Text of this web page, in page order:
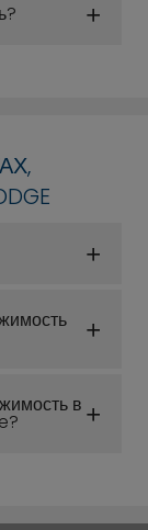
в